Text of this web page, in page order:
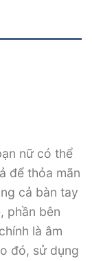
nữ có thể
để thỏa mãn
cả bàn tay
phần bên
là âm
đó, sử dụng